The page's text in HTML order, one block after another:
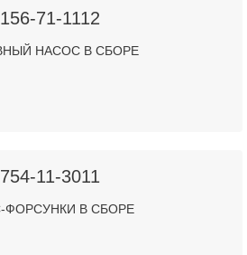
71-1112
НАСОС В СБОРЕ
11-3011
ФОРСУНКИ В СБОРЕ